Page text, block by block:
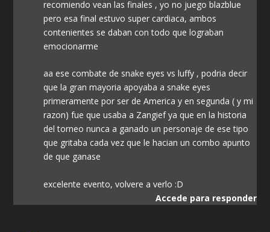
recomiendo vean las finales , yo no juego blazblue
pero esa final estuvo super cardiaca, ambos
contenientes se daban con todo que lograban
emocionarme
aa ese combate de snake eyes vs luffy , podria decir
que la gran mayoria apoyaba a snake eyes
primeramente por ser de America y en segunda ( y mi
razon) fue que usaba a Zangief ya que en la historia
del torneo nunca a ganado un personaje de ese tipo
que gritaba cada vez que le hacian un combo apunto
de que ganase
excelente evento, volvere a verlo :D
Accede para responder